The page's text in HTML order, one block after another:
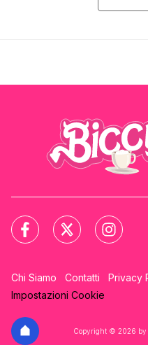
Chi Siamo Contatti Privacy
Impostazioni Cookie
Copyright © 2026 by